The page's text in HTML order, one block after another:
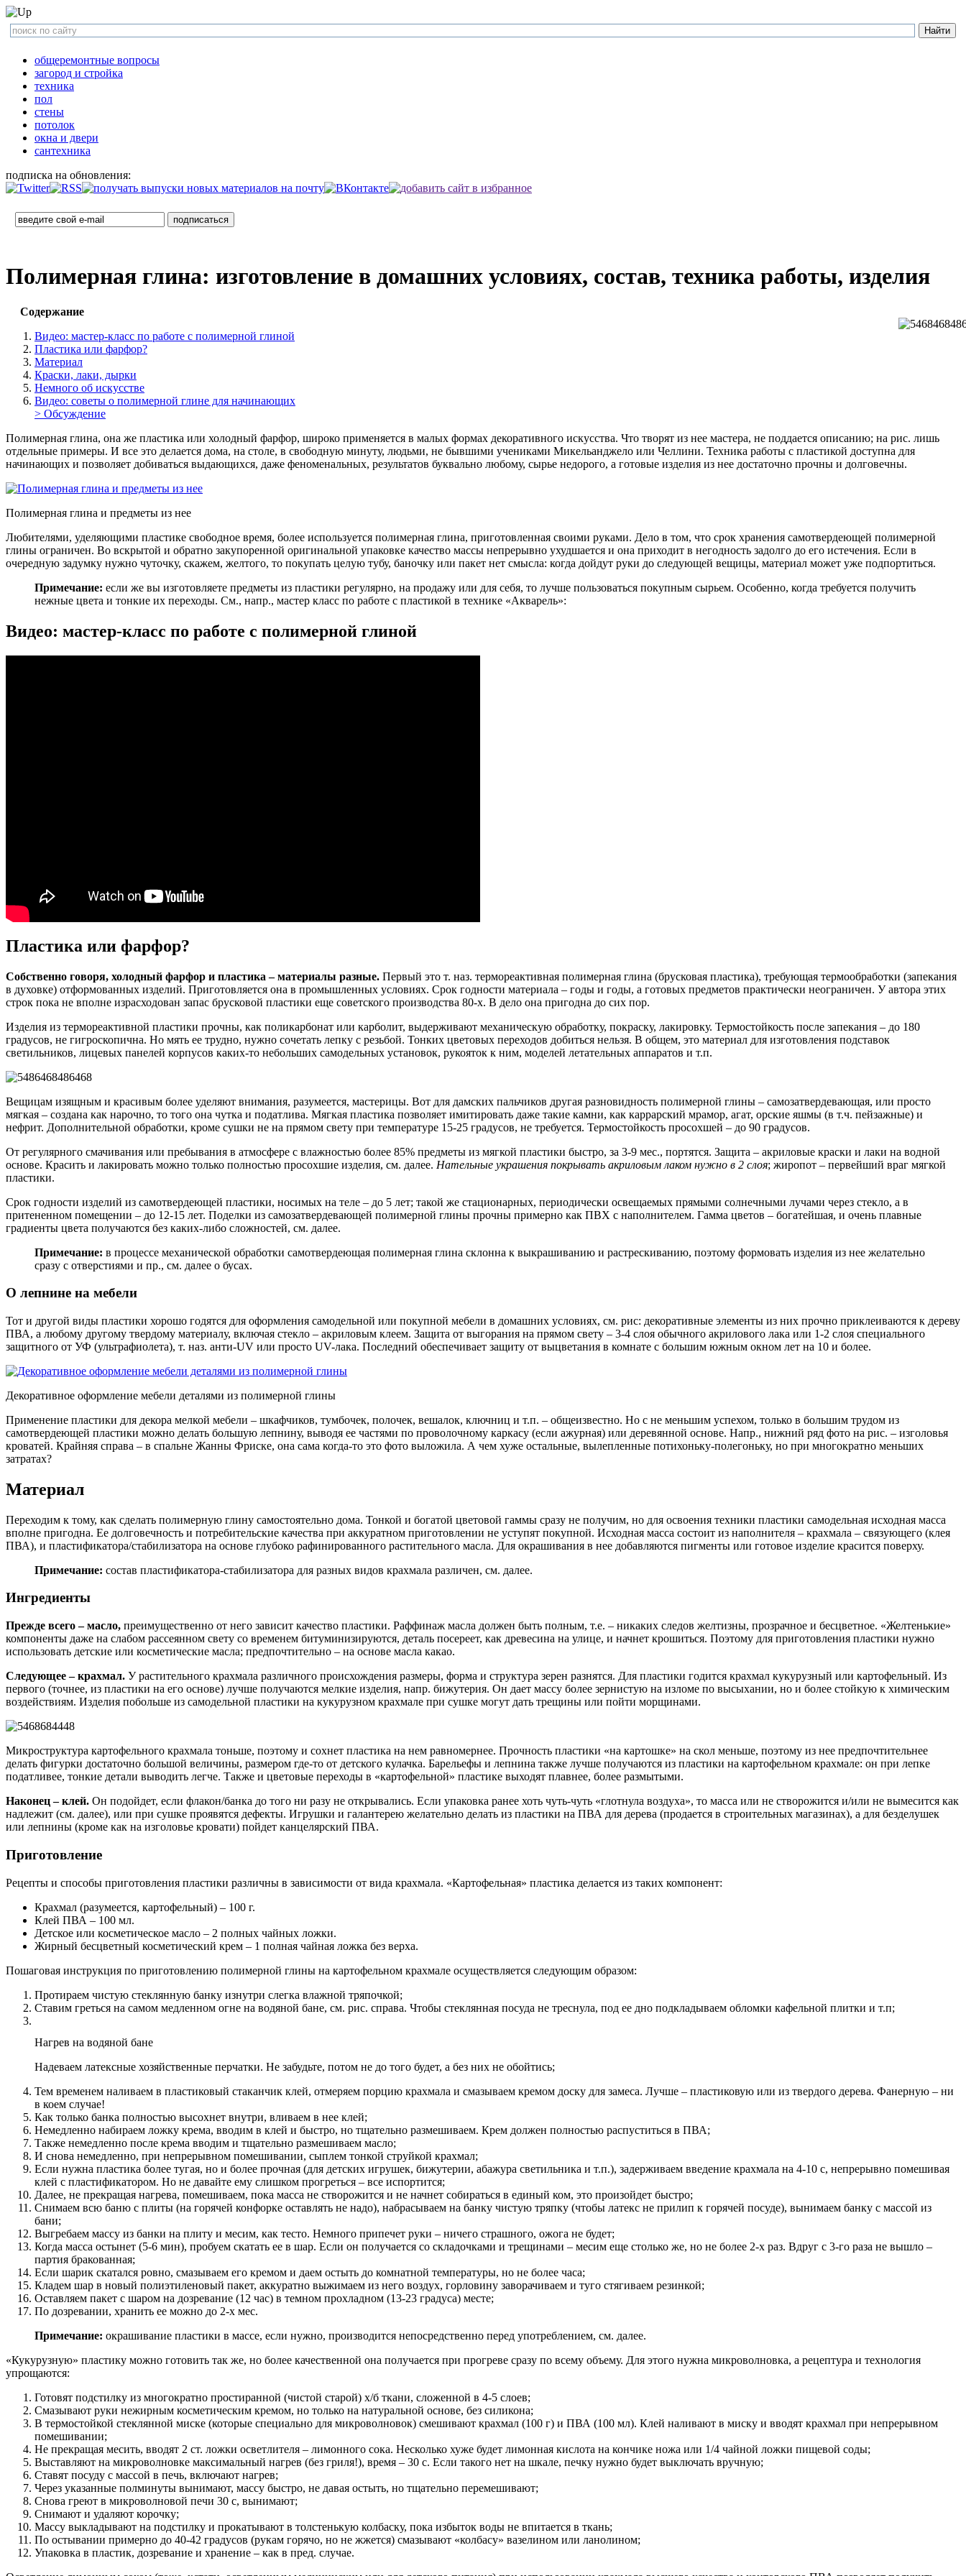
общеремонтные вопросы
загород и стройка
техника
пол
стены
потолок
окна и двери
сантехника
подписка на обновления:
Полимерная глина: изготовление в домашних условиях, состав, техника работы, изделия
Содержание
Видео: мастер-класс по работе с полимерной глиной
Пластика или фарфор?
Материал
Краски, лаки, дырки
Немного об искусстве
Видео: советы о полимерной глине для начинающих
> Обсуждение
Полимерная глина, она же пластика или холодный фарфор, широко применяется в малых формах декоративного искусства. Что творят из нее мастера, не поддается описанию; на рис. лишь
отдельные примеры. И все это делается дома, на столе, в свободную минуту, людьми, не бывшими учениками Микельанджело или Челлини. Техника работы с пластикой доступна для
начинающих и позволяет добиваться выдающихся, даже феноменальных, результатов буквально любому, сырье недорого, а готовые изделия из нее достаточно прочны и долговечны.
Полимерная глина и предметы из нее
Любителями, уделяющими пластике свободное время, более используется полимерная глина, приготовленная своими руками. Дело в том, что срок хранения самотвердеющей полимерной
глины ограничен. Во вскрытой и обратно закупоренной оригинальной упаковке качество массы непрерывно ухудшается и она приходит в негодность задолго до его истечения. Если в
очередную задумку нужно чуточку, скажем, желтого, то покупать целую тубу, баночку или пакет нет смысла: когда дойдут руки до следующей вещицы, материал может уже подпортиться.
Примечание: если же вы изготовляете предметы из пластики регулярно, на продажу или для себя, то лучше пользоваться покупным сырьем. Особенно, когда требуется получить
нежные цвета и тонкие их переходы. См., напр., мастер класс по работе с пластикой в технике «Акварель»:
Видео: мастер-класс по работе с полимерной глиной
Пластика или фарфор?
Собственно говоря, холодный фарфор и пластика – материалы разные. Первый это т. наз. термореактивная полимерная глина (брусковая пластика), требующая термообработки (запекания
в духовке) отформованных изделий. Приготовляется она в промышленных условиях. Срок годности материала – годы и годы, а готовых предметов практически неограничен. У автора этих
строк пока не вполне израсходован запас брусковой пластики еще советского производства 80-х. В дело она пригодна до сих пор.
Изделия из термореактивной пластики прочны, как поликарбонат или карболит, выдерживают механическую обработку, покраску, лакировку. Термостойкость после запекания – до 180
градусов, не гигроскопична. Но мять ее трудно, нужно сочетать лепку с резьбой. Тонких цветовых переходов добиться нельзя. В общем, это материал для изготовления подставок
светильников, лицевых панелей корпусов каких-то небольших самодельных установок, рукояток к ним, моделей летательных аппаратов и т.п.
Вещицам изящным и красивым более уделяют внимания, разумеется, мастерицы. Вот для дамских пальчиков другая разновидность полимерной глины – самозатвердевающая, или просто
мягкая – создана как нарочно, то того она чутка и податлива. Мягкая пластика позволяет имитировать даже такие камни, как каррарский мрамор, агат, орские яшмы (в т.ч. пейзажные) и
нефрит. Дополнительной обработки, кроме сушки не на прямом свету при температуре 15-25 градусов, не требуется. Термостойкость просохшей – до 90 градусов.
От регулярного смачивания или пребывания в атмосфере с влажностью более 85% предметы из мягкой пластики быстро, за 3-9 мес., портятся. Защита – акриловые краски и лаки на водной
основе. Красить и лакировать можно только полностью просохшие изделия, см. далее. Нательные украшения покрывать акриловым лаком нужно в 2 слоя; жиропот – первейший враг мягкой
пластики.
Срок годности изделий из самотвердеющей пластики, носимых на теле – до 5 лет; такой же стационарных, периодически освещаемых прямыми солнечными лучами через стекло, а в
притененном помещении – до 12-15 лет. Поделки из самозатвердевающей полимерной глины прочны примерно как ПВХ с наполнителем. Гамма цветов – богатейшая, и очень плавные
градиенты цвета получаются без каких-либо сложностей, см. далее.
Примечание: в процессе механической обработки самотвердеющая полимерная глина склонна к выкрашиванию и растрескиванию, поэтому формовать изделия из нее желательно
сразу с отверстиями и пр., см. далее о бусах.
О лепнине на мебели
Тот и другой виды пластики хорошо годятся для оформления самодельной или покупной мебели в домашних условиях, см. рис: декоративные элементы из них прочно приклеиваются к дереву
ПВА, а любому другому твердому материалу, включая стекло – акриловым клеем. Защита от выгорания на прямом свету – 3-4 слоя обычного акрилового лака или 1-2 слоя специального
защитного от УФ (ультрафиолета), т. наз. анти-UV или просто UV-лака. Последний обеспечивает защиту от выцветания в комнате с большим южным окном лет на 10 и более.
Декоративное оформление мебели деталями из полимерной глины
Применение пластики для декора мелкой мебели – шкафчиков, тумбочек, полочек, вешалок, ключниц и т.п. – общеизвестно. Но с не меньшим успехом, только в большим трудом из
самотвердеющей пластики можно делать большую лепнину, выводя ее частями по проволочному каркасу (если ажурная) или деревянной основе. Напр., нижний ряд фото на рис. – изголовья
кроватей. Крайняя справа – в спальне Жанны Фриске, она сама когда-то это фото выложила. А чем хуже остальные, вылепленные потихоньку-полегоньку, но при многократно меньших
затратах?
Материал
Переходим к тому, как сделать полимерную глину самостоятельно дома. Тонкой и богатой цветовой гаммы сразу не получим, но для освоения техники пластики самодельная исходная масса
вполне пригодна. Ее долговечность и потребительские качества при аккуратном приготовлении не уступят покупной. Исходная масса состоит из наполнителя – крахмала – связующего (клея
ПВА), и пластификатора/стабилизатора на основе глубоко рафинированного растительного масла. Для окрашивания в нее добавляются пигменты или готовое изделие красится поверху.
Примечание: состав пластификатора-стабилизатора для разных видов крахмала различен, см. далее.
Ингредиенты
Прежде всего – масло, преимущественно от него зависит качество пластики. Раффинаж масла должен быть полным, т.е. – никаких следов желтизны, прозрачное и бесцветное. «Желтенькие»
компоненты даже на слабом рассеянном свету со временем битуминизируются, деталь посереет, как древесина на улице, и начнет крошиться. Поэтому для приготовления пластики нужно
использовать детские или косметические масла; предпочтительно – на основе масла какао.
Следующее – крахмал. У растительного крахмала различного происхождения размеры, форма и структура зерен разнятся. Для пластики годится крахмал кукурузный или картофельный. Из
первого (точнее, из пластики на его основе) лучше получаются мелкие изделия, напр. бижутерия. Он дает массу более зернистую на изломе по высыхании, но и более стойкую к химическим
воздействиям. Изделия побольше из самодельной пластики на кукурузном крахмале при сушке могут дать трещины или пойти морщинами.
Микроструктура картофельного крахмала тоньше, поэтому и сохнет пластика на нем равномернее. Прочность пластики «на картошке» на скол меньше, поэтому из нее предпочтительнее
делать фигурки достаточно большой величины, размером где-то от детского кулачка. Барельефы и лепнина также лучше получаются из пластики на картофельном крахмале: он при лепке
податливее, тонкие детали выводить легче. Также и цветовые переходы в «картофельной» пластике выходят плавнее, более размытыми.
Наконец – клей. Он подойдет, если флакон/банка до того ни разу не открывались. Если упаковка ранее хоть чуть-чуть «глотнула воздуха», то масса или не створожится и/или не вымесится как
надлежит (см. далее), или при сушке проявятся дефекты. Игрушки и галантерею желательно делать из пластики на ПВА для дерева (продается в строительных магазинах), а для безделушек
или лепнины (кроме как на изголовье кровати) пойдет канцелярский ПВА.
Приготовление
Рецепты и способы приготовления пластики различны в зависимости от вида крахмала. «Картофельная» пластика делается из таких компонент:
Крахмал (разумеется, картофельный) – 100 г.
Клей ПВА – 100 мл.
Детское или косметическое масло – 2 полных чайных ложки.
Жирный бесцветный косметический крем – 1 полная чайная ложка без верха.
Пошаговая инструкция по приготовлению полимерной глины на картофельном крахмале осуществляется следующим образом:
Протираем чистую стеклянную банку изнутри слегка влажной тряпочкой;
Ставим греться на самом медленном огне на водяной бане, см. рис. справа. Чтобы стеклянная посуда не треснула, под ее дно подкладываем обломки кафельной плитки и т.п;
Нагрев на водяной бане
Надеваем латексные хозяйственные перчатки. Не забудьте, потом не до того будет, а без них не обойтись;
Тем временем наливаем в пластиковый стаканчик клей, отмеряем порцию крахмала и смазываем кремом доску для замеса. Лучше – пластиковую или из твердого дерева. Фанерную – ни
в коем случае!
Как только банка полностью высохнет внутри, вливаем в нее клей;
Немедленно набираем ложку крема, вводим в клей и быстро, но тщательно размешиваем. Крем должен полностью распуститься в ПВА;
Также немедленно после крема вводим и тщательно размешиваем масло;
И снова немедленно, при непрерывном помешивании, сыплем тонкой струйкой крахмал;
Если нужна пластика более тугая, но и более прочная (для детских игрушек, бижутерии, абажура светильника и т.п.), задерживаем введение крахмала на 4-10 с, непрерывно помешивая
клей с пластификатором. Но не давайте ему слишком прогреться – все испортится;
Далее, не прекращая нагрева, помешиваем, пока масса не створожится и не начнет собираться в единый ком, это произойдет быстро;
Снимаем всю баню с плиты (на горячей конфорке оставлять не надо), набрасываем на банку чистую тряпку (чтобы латекс не прилип к горячей посуде), вынимаем банку с массой из
бани;
Выгребаем массу из банки на плиту и месим, как тесто. Немного припечет руки – ничего страшного, ожога не будет;
Когда масса остынет (5-6 мин), пробуем скатать ее в шар. Если он получается со складочками и трещинами – месим еще столько же, но не более 2-х раз. Вдруг с 3-го раза не вышло –
партия бракованная;
Если шарик скатался ровно, смазываем его кремом и даем остыть до комнатной температуры, но не более часа;
Кладем шар в новый полиэтиленовый пакет, аккуратно выжимаем из него воздух, горловину заворачиваем и туго стягиваем резинкой;
Оставляем пакет с шаром на дозревание (12 час) в темном прохладном (13-23 градуса) месте;
По дозревании, хранить ее можно до 2-х мес.
Примечание: окрашивание пластики в массе, если нужно, производится непосредственно перед употреблением, см. далее.
«Кукурузную» пластику можно готовить так же, но более качественной она получается при прогреве сразу по всему объему. Для этого нужна микроволновка, а рецептура и технология
упрощаются:
Готовят подстилку из многократно простиранной (чистой старой) х/б ткани, сложенной в 4-5 слоев;
Смазывают руки нежирным косметическим кремом, но только на натуральной основе, без силикона;
В термостойкой стеклянной миске (которые специально для микроволновок) смешивают крахмал (100 г) и ПВА (100 мл). Клей наливают в миску и вводят крахмал при непрерывном
помешивании;
Не прекращая месить, вводят 2 ст. ложки осветлителя – лимонного сока. Несколько хуже будет лимонная кислота на кончике ножа или 1/4 чайной ложки пищевой соды;
Выставляют на микроволновке максимальный нагрев (без гриля!), время – 30 с. Если такого нет на шкале, печку нужно будет выключать вручную;
Ставят посуду с массой в печь, включают нагрев;
Через указанные полминуты вынимают, массу быстро, не давая остыть, но тщательно перемешивают;
Снова греют в микроволновой печи 30 с, вынимают;
Снимают и удаляют корочку;
Массу выкладывают на подстилку и прокатывают в толстенькую колбаску, пока избыток воды не впитается в ткань;
По остывании примерно до 40-42 градусов (рукам горячо, но не жжется) смазывают «колбасу» вазелином или ланолином;
Упаковка в пластик, дозревание и хранение – как в пред. случае.